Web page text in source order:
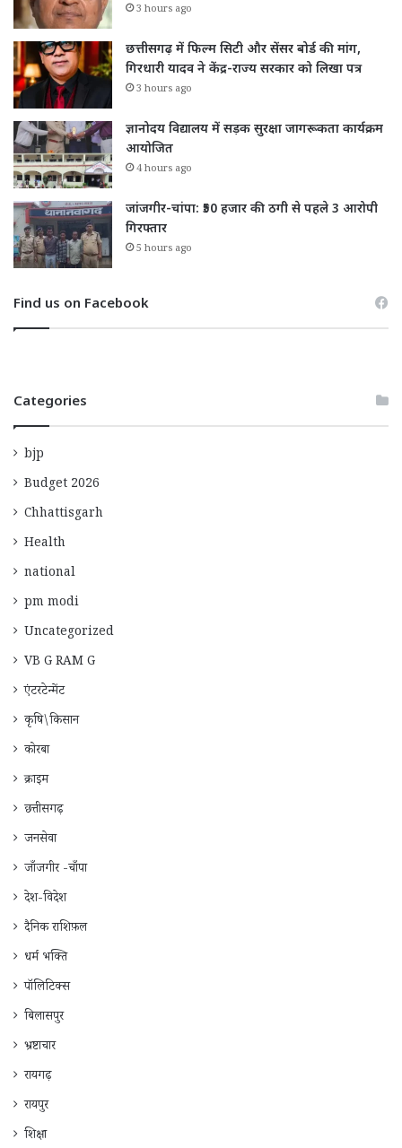
3 hours ago
छत्तीसगढ़ में फिल्म सिटी और सेंसर बोर्ड की मांग,
गिरधारी यादव ने केंद्र-राज्य सरकार को लिखा पत्र
3 hours ago
ज्ञानोदय विद्यालय में सड़क सुरक्षा जागरूकता कार्यक्रम
आयोजित
4 hours ago
जांजगीर-चांपा: ₹50 हजार की ठगी से पहले 3 आरोपी
गिरफ्तार
5 hours ago
Find us on Facebook
Categories
bjp
Budget 2026
Chhattisgarh
Health
national
pm modi
Uncategorized
VB G RAM G
एंटरटेन्मेंट
कृषि\किसान
कोरबा
क्राइम
छत्तीसगढ़
जनसेवा
जाँजगीर -चाँपा
देश-विदेश
दैनिक राशिफ़ल
धर्म भक्ति
पॉलिटिक्स
बिलासपुर
भ्रष्टाचार
रायगढ़
रायपुर
शिक्षा